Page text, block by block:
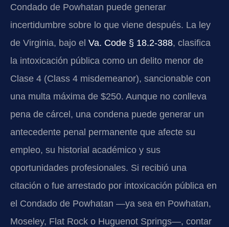
Condado de Powhatan puede generar
incertidumbre sobre lo que viene después. La ley
de Virginia, bajo el Va. Code § 18.2-388, clasifica
la intoxicación pública como un delito menor de
Clase 4 (Class 4 misdemeanor), sancionable con
una multa máxima de $250. Aunque no conlleva
pena de cárcel, una condena puede generar un
antecedente penal permanente que afecte su
empleo, su historial académico y sus
oportunidades profesionales. Si recibió una
citación o fue arrestado por intoxicación pública en
el Condado de Powhatan —ya sea en Powhatan,
Moseley, Flat Rock o Huguenot Springs—, contar